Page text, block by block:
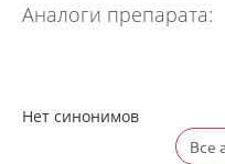
Аналоги препарата:
Нет синонимов
Все